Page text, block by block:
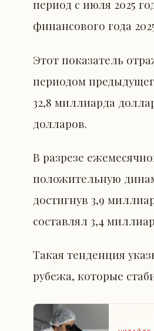
период с июля 2025
финансового года
Этот показатель
периодом
32,8 миллиарда
долларов.
В разрезе
положительную
достигнув 3,9
составлял 3,4
Такая тенденция
рубежа, которые